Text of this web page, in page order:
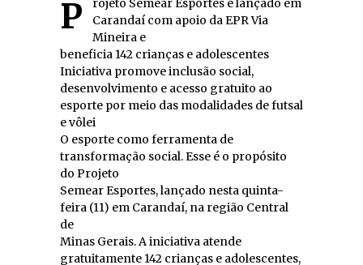
Projeto Semear Esportes é lançado em
Carandaí com apoio da EPR Via
Mineira e
beneficia 142 crianças e adolescentes
Iniciativa promove inclusão social,
desenvolvimento e acesso gratuito ao
esporte por meio das modalidades de futsal
e vôlei
O esporte como ferramenta de
transformação social. Esse é o propósito
do Projeto
Semear Esportes, lançado nesta quinta-
feira (11) em Carandaí, na região Central
de
Minas Gerais. A iniciativa atende
gratuitamente 142 crianças e adolescentes,